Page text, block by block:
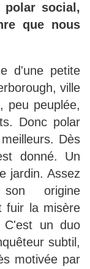
polar social,
que nous
d'une petite
ville
peu peuplée,
Donc polar
Dès
donné. Un
jardin. Assez
origine
fuir la misère
C'est un duo
subtil,
motivée par